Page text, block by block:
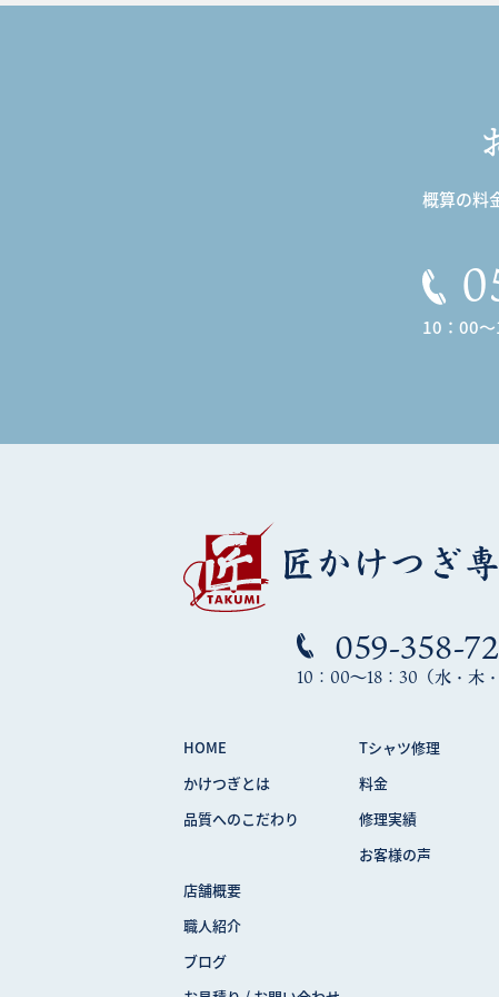
概算の料
10：00～
059-358-
10：00～18：30（水・木
HOME
かけつぎとは
品質へのこだわり
Tシャツ修理
料金
修理実績
お客様の声
店舗概要
職人紹介
ブログ